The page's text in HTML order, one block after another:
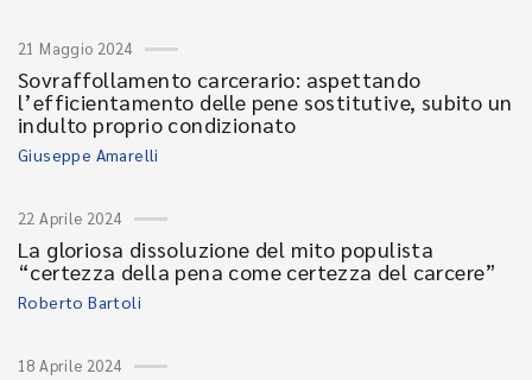
21 Maggio 2024
Sovraffollamento carcerario: aspettando
l’efficientamento delle pene sostitutive, subito un
indulto proprio condizionato
Giuseppe Amarelli
22 Aprile 2024
La gloriosa dissoluzione del mito populista
“certezza della pena come certezza del carcere”
Roberto Bartoli
18 Aprile 2024